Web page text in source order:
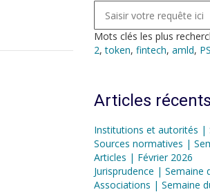
Mots clés les plus
2,token, fintech, amld,
Articles récents
Institutions et autorités |
Sources normatives |
Articles | Février 2026
Jurisprudence | Semaine
Associations | Semaine